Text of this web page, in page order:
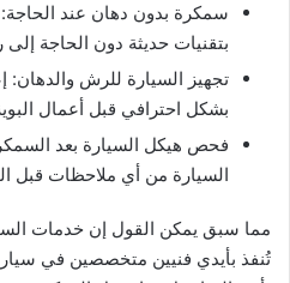
سمكرة بدون دهان عند الحاجة:
بتقنيات حديثة دون الحاجة
تجهيز السيارة للرش والدهان:
بشكل احترافي قبل أعمال
فحص هيكل السيارة بعد
السيارة من أي ملاحظات قبل
مما سبق يمكن القول إن خدمات
تُنفذ بأيدي فنيين متخصصين في